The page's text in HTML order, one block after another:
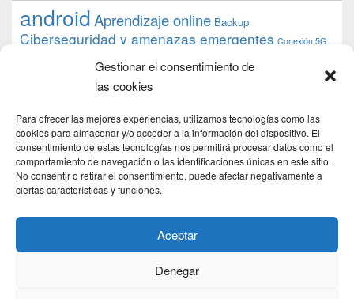
Gestionar el consentimiento de
las cookies
Para ofrecer las mejores experiencias, utilizamos tecnologías como las
cookies para almacenar y/o acceder a la información del dispositivo. El
consentimiento de estas tecnologías nos permitirá procesar datos como el
comportamiento de navegación o las identificaciones únicas en este sitio.
No consentir o retirar el consentimiento, puede afectar negativamente a
ciertas características y funciones.
Aceptar
Denegar
androidAprendizaje online Backup
Ciberseguridad y amenazas emergentes Conexión 5G
datos debian desarrollo web
Formación Google
iphone
proyecto PS4 python Raspberryraspberrypi
raspbian review Servidor Web Sostenibilidad
tecnológicaTecnología torrent
transmissiontutorial ubuntu server Windows